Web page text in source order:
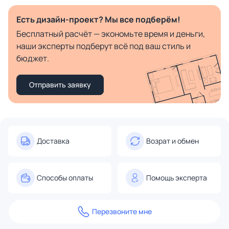
Есть дизайн-проект? Мы все подберём!
Бесплатный расчёт — экономьте время и деньги,
наши эксперты подберут всё под ваш стиль и
бюджет.
Отправить заявку
Доставка Возрат и обмен
Способы оплаты Помощь эксперта
Перезвоните мне